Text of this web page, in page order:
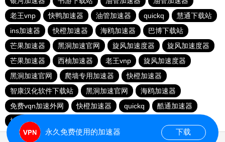
老王vnp
快鸭加速器 油管加速器 quickq
慧通下载站
ins加速器
快橙加速器 海鸥加速器
巴博下载站
芒果加速器
黑洞加速官网 旋风加速度器
旋风加速度器
芒果加速器
西柚加速器 老王vnp
旋风加速度器
黑洞加速官网
爬墙专用加速器
快橙加速器
智康汉化软件下载站
黑洞加速官网
海鸥加速器
免费vqn加速外网
快橙加速器 quickq
酷通加速器
旋风加速度器
永久免费使用的加速器 下载